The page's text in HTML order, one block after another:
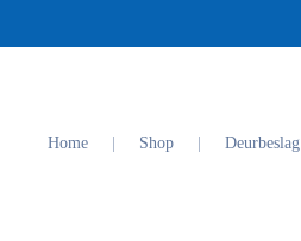
Home Shop Deurbeslag